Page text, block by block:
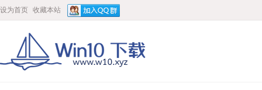
设为首页 收藏本站